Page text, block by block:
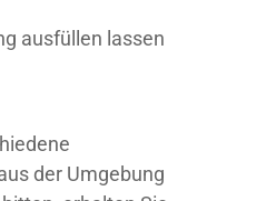
der Umgebung